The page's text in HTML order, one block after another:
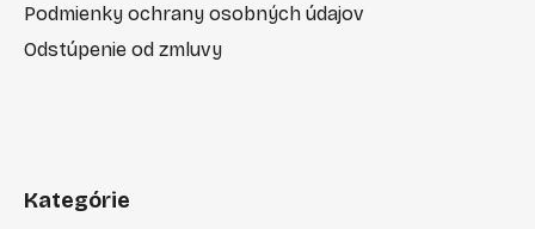
Podmienky ochrany osobných údajov
Odstúpenie od zmluvy
Kategórie